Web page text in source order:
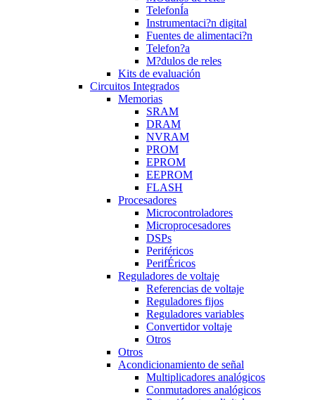
TelefonÍa
Instrumentaci?n digital
Fuentes de alimentaci?n
Telefon?a
M?dulos de reles
Kits de evaluación
Circuitos Integrados
Memorias
SRAM
DRAM
NVRAM
PROM
EPROM
EEPROM
FLASH
Procesadores
Microcontroladores
Microprocesadores
DSPs
Periféricos
PerifÉricos
Reguladores de voltaje
Referencias de voltaje
Reguladores fijos
Reguladores variables
Convertidor voltaje
Otros
Otros
Acondicionamiento de señal
Multiplicadores analógicos
Conmutadores analógicos